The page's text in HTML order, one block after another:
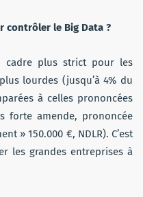
contrôler le Big Data ?
cadre plus strict pour les
lourdes (jusqu’à 4% du
à celles prononcées
forte amende, prononcée
» 150.000 €, NDLR). C’est
les grandes entreprises à